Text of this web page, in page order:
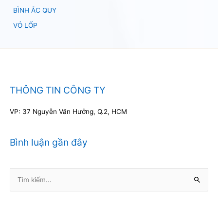
BÌNH ẮC QUY
VỎ LỐP
THÔNG TIN CÔNG TY
VP: 37 Nguyễn Văn Hưởng, Q.2, HCM
Bình luận gần đây
kiếm: